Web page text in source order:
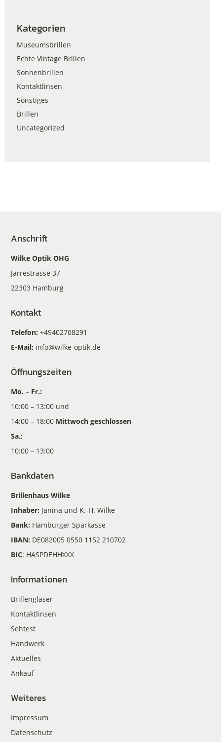
Kategorien
Museumsbrillen
Echte Vintage Brillen
Sonnenbrillen
Kontaktlinsen
Sonstiges
Brillen
Uncategorized
Anschrift
Wilke Optik OHG
Jarrestrasse 37
22303 Hamburg
Kontakt
Telefon:+49402708291
E-Mail: info@wilke-optik.de
Öffnungszeiten
Mo. – Fr.:
10:00 – 13:00 und
14:00 – 18:00 Mittwoch geschlossen
Sa.:
10:00 – 13:00
Bankdaten
Brillenhaus Wilke
Inhaber: Janina und K.-H. Wilke
Bank: Hamburger Sparkasse
IBAN: DE082005 0550 1152 210702
BIC: HASPDEHHXXX
Informationen
Brillengläser
Kontaktlinsen
Sehtest
Handwerk
Aktuelles
Ankauf
Weiteres
Impressum
Datenschutz